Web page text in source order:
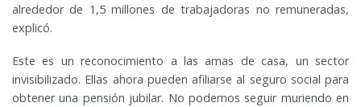
alrededor de 1,5 millones de trabajadoras no remuneradas,
explicó.
Este es un reconocimiento a las amas de casa, un sector
invisibilizado. Ellas ahora pueden afiliarse al seguro social para
obtener una pensión jubilar. No podemos seguir muriendo en